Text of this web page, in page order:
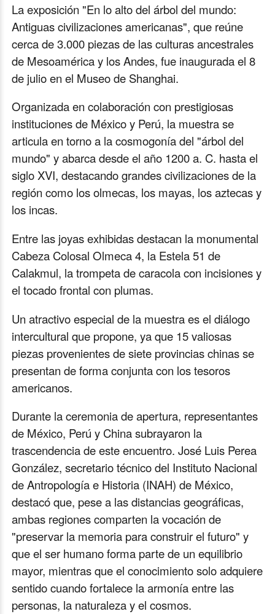
La exposición "En lo alto del árbol del mundo:
Antiguas civilizaciones americanas", que reúne
cerca de 3.000 piezas de las culturas ancestrales
de Mesoamérica y los Andes, fue inaugurada el 8
de julio en el Museo de Shanghai.
Organizada en colaboración con prestigiosas
instituciones de México y Perú, la muestra se
articula en torno a la cosmogonía del "árbol del
mundo" y abarca desde el año 1200 a. C. hasta el
siglo XVI, destacando grandes civilizaciones de la
región como los olmecas, los mayas, los aztecas y
los incas.
Entre las joyas exhibidas destacan la monumental
Cabeza Colosal Olmeca 4, la Estela 51 de
Calakmul, la trompeta de caracola con incisiones y
el tocado frontal con plumas.
Un atractivo especial de la muestra es el diálogo
intercultural que propone, ya que 15 valiosas
piezas provenientes de siete provincias chinas se
presentan de forma conjunta con los tesoros
americanos.
Durante la ceremonia de apertura, representantes
de México, Perú y China subrayaron la
trascendencia de este encuentro. José Luis Perea
González, secretario técnico del Instituto Nacional
de Antropología e Historia (INAH) de México,
destacó que, pese a las distancias geográficas,
ambas regiones comparten la vocación de
"preservar la memoria para construir el futuro" y
que el ser humano forma parte de un equilibrio
mayor, mientras que el conocimiento solo adquiere
sentido cuando fortalece la armonía entre las
personas, la naturaleza y el cosmos.